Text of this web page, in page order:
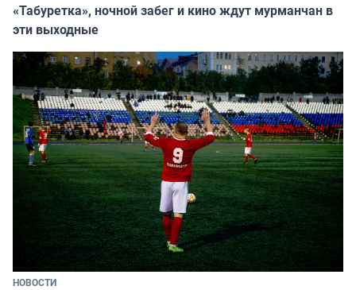
«Табуретка», ночной забег и кино ждут мурманчан в
эти выходные
НОВОСТИ